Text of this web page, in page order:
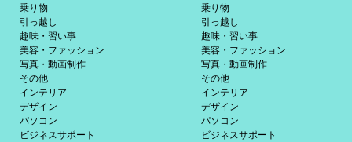
乗り物
引っ越し
趣味・習い事
美容・ファッション
写真・動画制作
その他
インテリア
デザイン
パソコン
ビジネスサポート
乗り物
引っ越し
趣味・習い事
美容・ファッション
写真・動画制作
その他
インテリア
デザイン
パソコン
ビジネスサポート